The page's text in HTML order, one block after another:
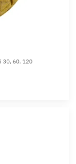
30, 60, 120